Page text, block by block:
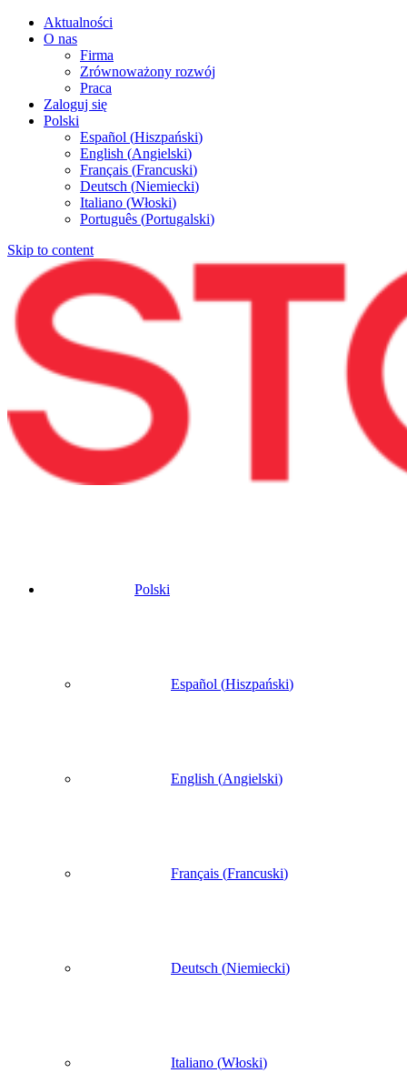
Aktualności
O nas
Firma
Zrównoważony rozwój
Praca
Zaloguj się
Polski
Español (Hiszpański)
English (Angielski)
Français (Francuski)
Deutsch (Niemiecki)
Italiano (Włoski)
Português (Portugalski)
Skip to content
Polski
Español (Hiszpański)
English (Angielski)
Français (Francuski)
Deutsch (Niemiecki)
Italiano (Włoski)